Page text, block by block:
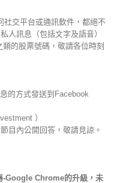
社交平台或通訊軟件，都絕不
人訊息（包括文字及語音）
的股票號碼，敬請各位時刻
的方式發送到Facebook
）
目內公開回答，敬請見諒。
-Google Chrome的升級，未